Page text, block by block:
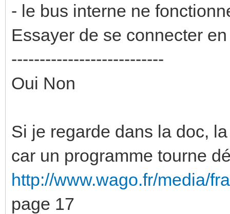
- le bus interne ne
Essayer de se connecter
---------------------------
Oui Non
Si je regarde dans la doc,
car un programme tourne
http://www.wago.fr/media/
page 17